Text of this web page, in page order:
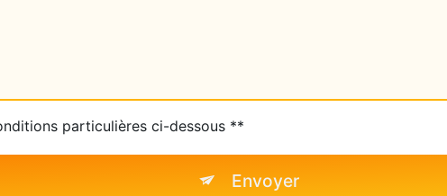
particulières ci-dessous **
Envoyer